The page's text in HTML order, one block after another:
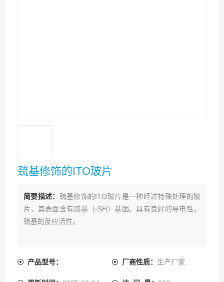
巯基修饰的ITO玻片
简要描述： 巯基修饰的ITO玻片是一种经过特殊处理的玻
片，其表面含有巯基（-SH）基团。具有良好的导电性，
巯基的反应活性。
产品型号： 厂商性质： 生产厂家